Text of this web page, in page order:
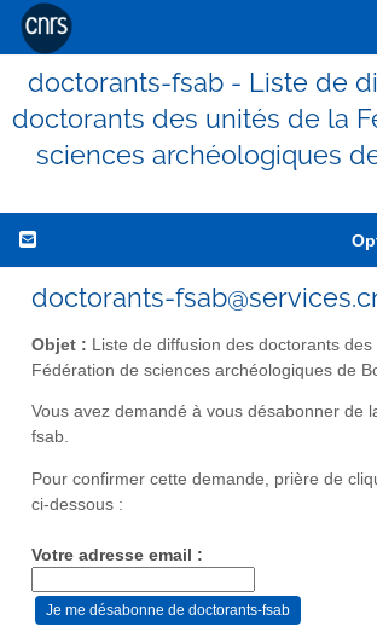
doctorants-fsab - Liste de
doctorants des unités de la
sciences archéologiques
doctorants-
Objet : Liste de diffusion des doctorants des
Fédération de sciences archéologiques de
Vous avez demandé à vous désabonner de
fsab.
Pour confirmer cette demande, prière de
ci-dessous :
Votre adresse email :